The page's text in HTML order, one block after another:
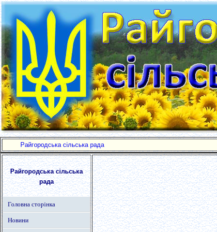
Райгородська сільська рада
Райгородська сільська
рада
Головна сторінка
Новини